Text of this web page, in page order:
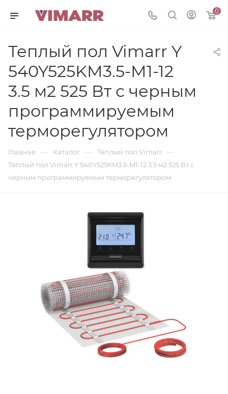
0
Теплый пол Vimarr Y
540Y525KM3.5-M1-12
3.5 м2 525 Вт с черным
программируемым
терморегулятором
Главная — Каталог — Теплый пол Vimarr —
Теплый пол Vimarr Y 540Y525KM3.5-M1-12 3.5 м2 525 Вт с
черным программируемым терморегулятором